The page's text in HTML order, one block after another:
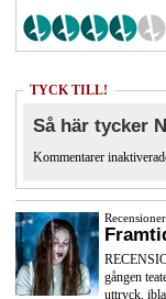
TYCK TILL!
Så här tycker
Kommentarer
gången
uttryck,